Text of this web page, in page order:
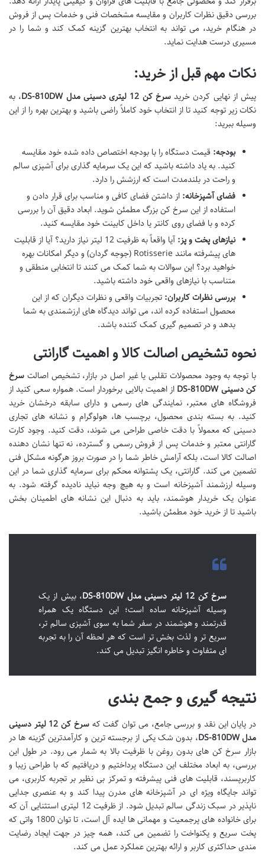
بررسی دقیق نظرات کاربران و مقایسه مشخصات فنی و خدمات پس از فروش
در هنگام خرید، می تواند به انتخاب بهترین گزینه کمک کند و شما را در
مسیری درست هدایت نماید.
نکات مهم قبل از خرید:
پیش از نهایی کردن خریدسرخ کن 12 لیتری دسینی مدل DS-810DW
، به
نکات زیر توجه کنید تا از انتخاب خود کاملاً راضی باشید و بهترین بهره را از این
وسیله ببرید:
بودجه: قیمت دستگاه را با بودجه اختصاص داده شده خود مقایسه
کنید. به یاد داشته باشید که این یک سرمایه گذاری برای آشپزی سالم
و راحت در بلندمدت است که ارزشش را دارد.
فضای آشپزخانه: از داشتن فضای کافی و مناسب برای قرار دادن و
استفاده از این سرخ کن بزرگ مطمئن شوید. ابعاد دقیق آن را بررسی
کرده و با فضای روی کانتر یا داخل کابینت خود مقایسه کنید.
نیازهای پخت و پز:
آیا واقعاً به ظرفیت 12 لیتر نیاز دارید؟ آیا از قابلیت
های پیشرفته مانند Rotisserie (جوجه گردان) و دیگر امکانات بهره
خواهید برد؟ این سوالات به شما کمک می کنند تا انتخابی منطقی و
متناسب با نیازهای واقعی خود داشته باشید.
بررسی نظرات کاربران: تجربیات واقعی و نظرات دیگران که از این
محصول استفاده کرده اند، می تواند دیدگاه های ارزشمندی به شما
بدهد و در تصمیم گیری کمک کننده باشد.
نحوه تشخیص اصالت کالا و اهمیت گارانتی
با توجه به وجود محصولات تقلبی یا غیر اصل در بازار، تشخیص اصالت سرخ
کن دسینی DS-810DW
از اهمیت بالایی برخوردار است. همواره سعی کنید از
فروشگاه های معتبر، نمایندگی های رسمی و دارای سابقه درخشان خرید
کنید. به بسته بندی محصول، برچسب ها، هولوگرام و نشانه های تجاری
دسینی که معمولاً با دقت خاصی طراحی می شوند، دقت کنید. وجود کارت
گارانتی معتبر و خدمات پس از فروش رسمی و گسترده، نه تنها نشان دهنده
اصالت کالا است، بلکه آرامش خاطر شما را در صورت بروز هرگونه مشکل فنی
تضمین می کند. گارانتی، یک پشتوانه محکم برای سرمایه گذاری شما در این
وسیله ارزشمند آشپزخانه است و به هیچ وجه نباید نادیده گرفته شود. به
عنوان یک خریدار هوشمند، باید به دنبال این نشانه های اطمینان بخش
باشید تا از خرید خود مطمئن باشید.
سرخ کن 12 لیتر دسینی مدل DS-810DW
، بیش از یک
وسیله آشپزخانه ساده است؛ این دستگاه یک همراه
قدرتمند و هوشمند در سفر شما به سوی آشپزی سالم تر،
سریع تر و لذت بخش تر است که هر لحظه آن را به تجربه
ای متفاوت و خاطره انگیز تبدیل می کند.
نتیجه گیری و جمع بندی
در پایان این نقد و بررسی جامع، می توان گفت که
سرخ کن 12 لیتر دسینی
مدل DS-810DW
، بدون شک یکی از برجسته ترین و کارآمدترین گزینه ها در
بازار سرخ کن های بدون روغن با ظرفیت بالا به شمار می رود. در طول این
بررسی، به ابعاد مختلف این دستگاه پرداختیم و دریافتیم که با طراحی زیبا و
کاربرپسند، قابلیت های فنی پیشرفته و تمرکز بی نظیر بر تجربه کاربری، می
تواند جایگاه ویژه ای در آشپزخانه های مدرن پیدا کند و به عنصری جدایی
ناپذیر در سبک زندگی سالم تبدیل شود. از ظرفیت 12 لیتری استثنایی آن که
برای خانواده های پرجمعیت و مهمانی ها ایده آل است، تا توان 1800 واتی که
پخت سریع و یکنواخت را تضمین می کند، همه چیز در جهت ایجاد رضایت
مندی حداکثری کاربر و ارائه بهترین عملکرد عمل می کند.